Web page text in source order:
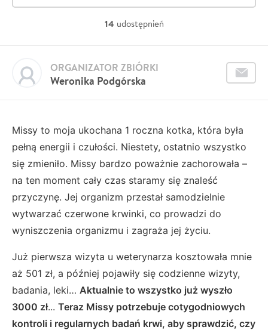
14 udostępnień
Weronika Podgórska
ORGANIZATOR ZBIÓRKI
Missy to moja ukochana 1 roczna kotka, która była
pełną energii i czułości. Niestety, ostatnio wszystko
się zmieniło. Missy bardzo poważnie zachorowała –
na ten moment cały czas staramy się znaleść
przyczynę. Jej organizm przestał samodzielnie
wytwarzać czerwone krwinki, co prowadzi do
wyniszczenia organizmu i zagraża jej życiu.
Już pierwsza wizyta u weterynarza kosztowała mnie
aż 501 zł, a później pojawiły się codzienne wizyty,
badania, leki… Aktualnie to wszystko już wyszło
3000 zł... Teraz Missy potrzebuje cotygodniowych
kontroli i regularnych badań krwi, aby sprawdzić, czy